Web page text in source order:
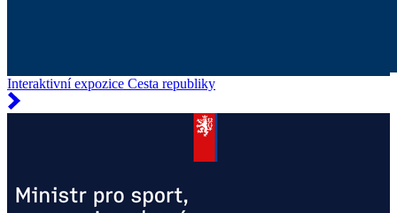
Interaktivní expozice Cesta republiky